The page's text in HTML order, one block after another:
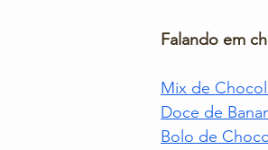
Falando em
Mix de
Doce de
Bolo de